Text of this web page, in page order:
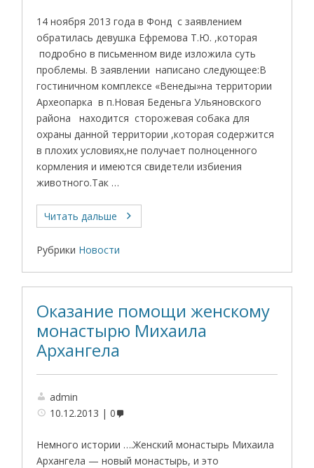
14 ноября 2013 года в Фонд с заявлением
обратилась девушка Ефремова Т.Ю. ,которая
подробно в письменном виде изложила суть
проблемы. В заявлении написано следующее:В
гостиничном комплексе «Венеды»на территории
Археопарка в п.Новая Беденьга Ульяновского
района находится сторожевая собака для
охраны данной территории ,которая содержится
в плохих условиях,не получает полноценного
кормления и имеются свидетели избиения
животного.Так …
Читать дальше
Рубрики Новости
Оказание помощи женскому
монастырю Михаила
Архангела
admin
10.12.2013
0
Немного истории ….Женский монастырь Михаила
Архангела — новый монастырь, и это